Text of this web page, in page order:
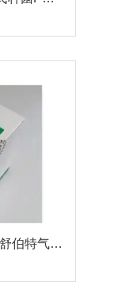
Aeromanas schubertii舒伯特气单胞菌PCR试剂盒